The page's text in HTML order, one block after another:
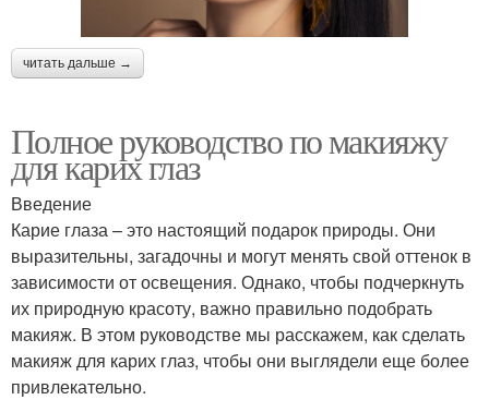
читать дальше →
Полное руководство по макияжу
для карих глаз
Введение
Карие глаза – это настоящий подарок природы. Они
выразительны, загадочны и могут менять свой оттенок в
зависимости от освещения. Однако, чтобы подчеркнуть
их природную красоту, важно правильно подобрать
макияж. В этом руководстве мы расскажем, как сделать
макияж для карих глаз, чтобы они выглядели еще более
привлекательно.